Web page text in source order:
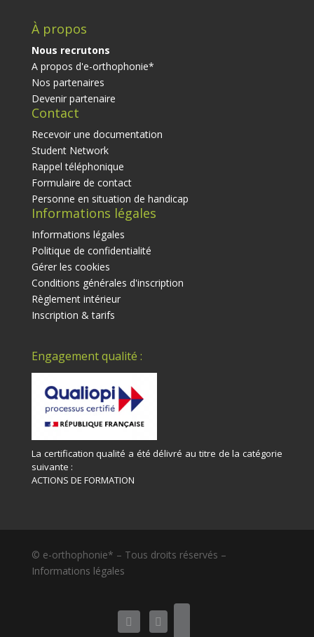
À propos
Nous recrutons
A propos d'e-orthophonie*
Nos partenaires
Devenir partenaire
Contact
Recevoir une documentation
Student Network
Rappel téléphonique
Formulaire de contact
Personne en situation de handicap
Informations légales
Informations légales
Politique de confidentialité
Gérer les cookies
Conditions générales d'inscription
Règlement intérieur
Inscription & tarifs
Engagement qualité :
La certification qualité a été délivré au titre de la catégorie
suivante :
ACTIONS DE FORMATION
© e-orthophonie* – Tous droits réservés –
Informations légales